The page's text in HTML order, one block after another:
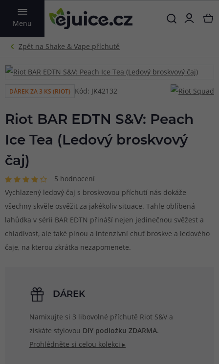
Menu
VYHLEDAT
DÁREK ZA 3 KS (RIOT) Kód: JK42132
Riot BAR EDTN S&V: Peach
Ice Tea (Ledový broskvový
čaj)
5 hodnocení
Vychlazený ledový čaj s broskvovou příchutí nás dokáže
všechny skvěle osvěžit za jakékoliv situace. Tahle oblíbená
lahůdka v sérii BAR EDTN přináší nejen jedinečnou svěžest a
chladivost, ale také plnou a intenzivní chuť broskve a ledového
čaje, na kterou zkrátka nezapomenete.
DÁREK
Namixujte si 3 libovolné příchutě Riot S&V a
získáte stylovou DIY podložku ZDARMA.
Prohlédněte si celou kolekci ▸